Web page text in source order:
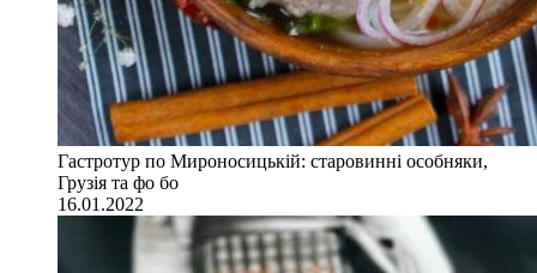
Гастротур по Мироносицькій: старовинні особняки,
Грузія та фо бо
16.01.2022